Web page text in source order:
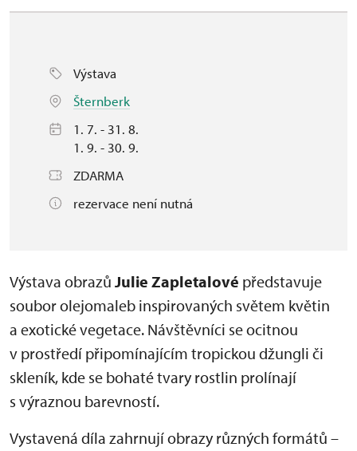
Výstava
Šternberk
1. 7. - 31. 8.
1. 9. - 30. 9.
ZDARMA
rezervace není nutná
Výstava obrazů Julie Zapletalové představuje
soubor olejomaleb inspirovaných světem květin
a exotické vegetace. Návštěvníci se ocitnou
v prostředí připomínajícím tropickou džungli či
skleník, kde se bohaté tvary rostlin prolínají
s výraznou barevností.
Vystavená díla zahrnují obrazy různých formátů –